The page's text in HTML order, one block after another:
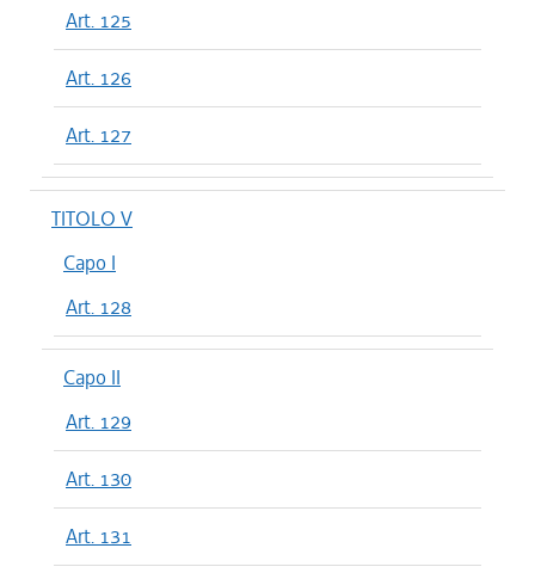
Art. 125
Art. 126
Art. 127
TITOLO V
Capo I
Art. 128
Capo II
Art. 129
Art. 130
Art. 131